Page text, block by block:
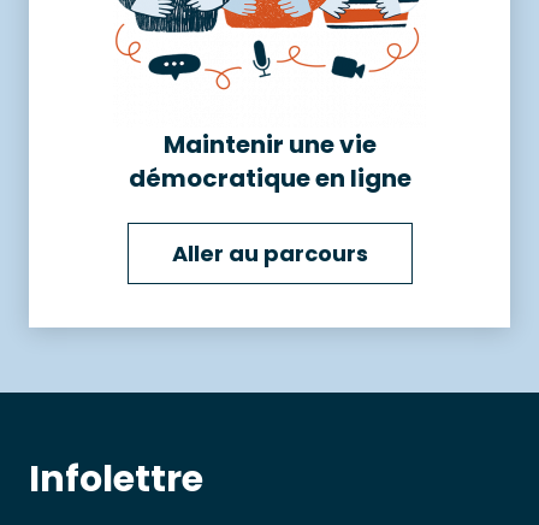
Maintenir une vie
démocratique en ligne
Aller au parcours
Infolettre